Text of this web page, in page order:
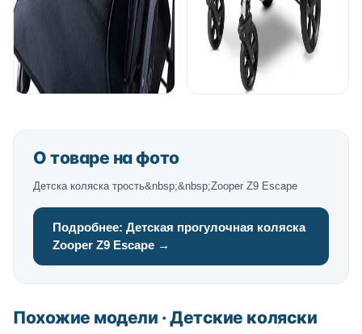
О товаре на фото
Детска коляска трость&nbsp;&nbsp;Zooper Z9 Escape
Подробнее: Детская прогулочная коляска
Zooper Z9 Escape →
Похожие модели · Детские коляски